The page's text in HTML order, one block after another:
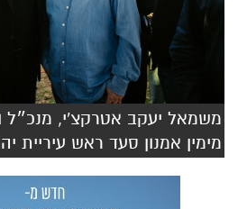
משמאל יעקב אטרקצ'י, מנכ״ל
מימין אמנון סעד ראש עיריית